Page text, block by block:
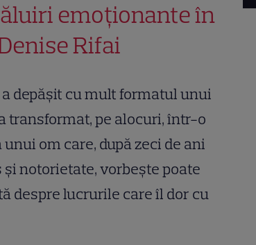
emoționante în
Rifai
depășit cu mult formatul unui
transformat, pe alocuri, într-o
om care, după zeci de ani
notorietate, vorbește poate
despre lucrurile care îl dor cu